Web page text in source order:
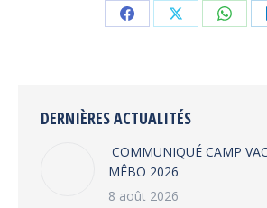
Share Share Share
DERNIÈRES ACTUALITÉS
COMMUNIQUÉ CAMP
MÊBO 2026
8 août 2026